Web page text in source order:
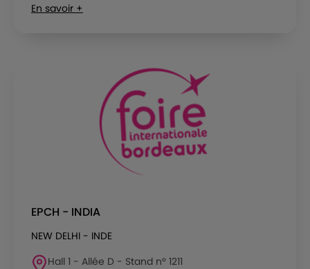
En savoir +
EPCH - INDIA
NEW DELHI - INDE
Hall 1 - Allée D - Stand n° 1211